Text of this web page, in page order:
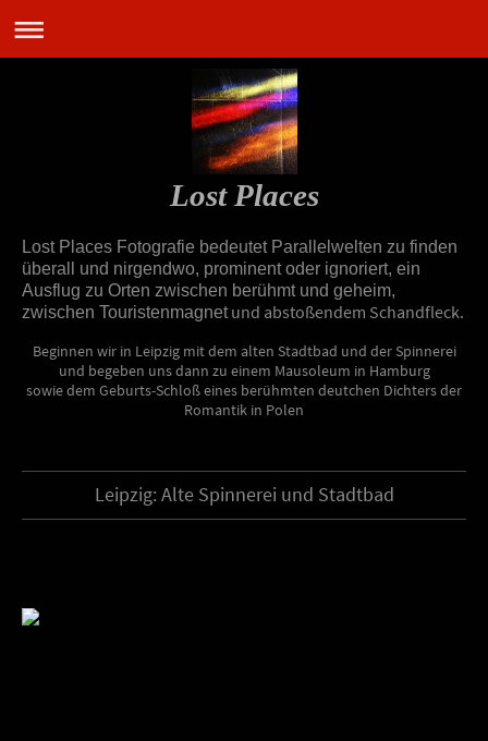
Lost Places
Lost Places Fotografie bedeutet Parallelwelten zu finden
überall und nirgendwo, prominent oder ignoriert, ein
Ausflug zu Orten zwischen berühmt und geheim,
zwischen Touristenmagnetund abstoßendem Schandfleck.
Beginnen wir in Leipzig mit dem alten Stadtbad und der Spinnerei
und begeben uns dann zu einem Mausoleum in Hamburg
sowie dem Geburts-Schloß eines berühmten deutchen Dichters der
Romantik in Polen
Leipzig: Alte Spinnerei und Stadtbad